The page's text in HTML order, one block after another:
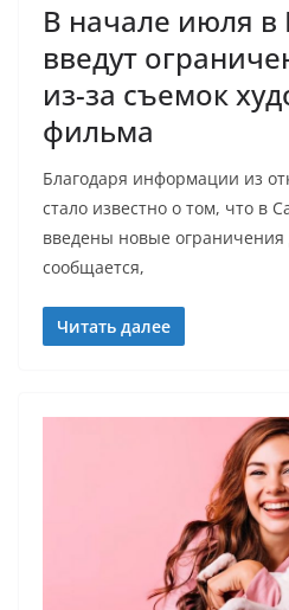
В начале июля в
введут
из-за съемок
фильма
Благодаря информации из
стало известно о том, что в
введены новые
сообщается,
Читать далее